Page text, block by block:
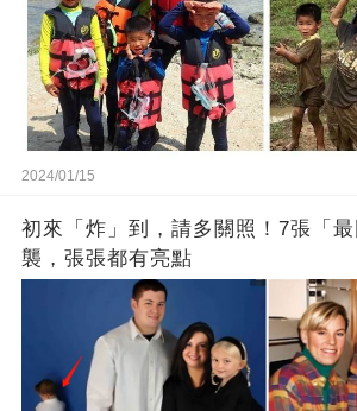
2024/01/15
初來「炸」到，請多關照！7張「
襲，張張都有亮點